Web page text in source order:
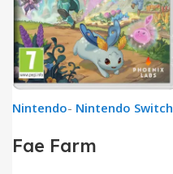
Nintendo- Nintendo Switch
Fae Farm